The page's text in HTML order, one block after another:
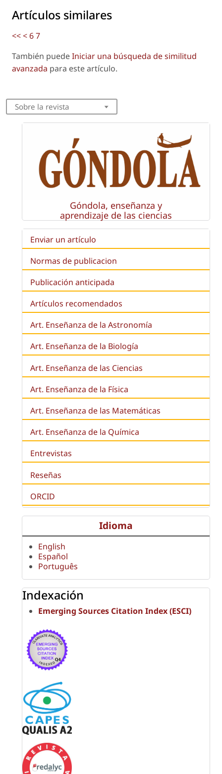
Artículos similares
<<<67
También puedeIniciar una búsqueda de similitud
avanzada para este artículo.
Sobre la revista
Góndola, enseñanza y
aprendizaje de las ciencias
Enviar un artículo
Normas de publicacion
Publicación anticipada
Artículos recomendados
Art. Enseñanza de la Astronomía
Art. Enseñanza de la Biología
Art. Enseñanza de las Ciencias
Art. Enseñanza de la Física
Art. Enseñanza de las Matemáticas
Art. Enseñanza de la Química
Entrevistas
Reseñas
ORCID
Idioma
English
Español
Português
Indexación
Emerging Sources Citation Index (ESCI)